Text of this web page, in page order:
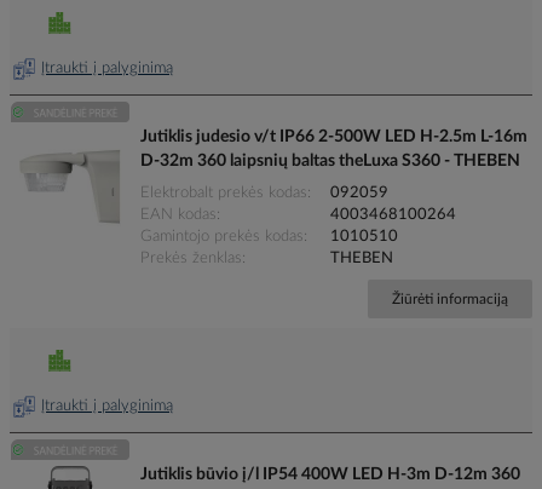
Įtraukti į palyginimą
Jutiklis judesio v/t IP66 2-500W LED H-2.5m L-16m
D-32m 360 laipsnių baltas theLuxa S360 - THEBEN
Elektrobalt prekės kodas
092059
EAN kodas
4003468100264
Gamintojo prekės kodas
1010510
Prekės ženklas
THEBEN
Žiūrėti informaciją
Įtraukti į palyginimą
Jutiklis būvio į/l IP54 400W LED H-3m D-12m 360